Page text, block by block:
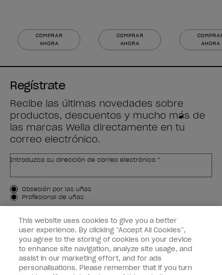
COMPRAR
AHORA
COMPRAR
AHORA
AHORA
Regístrate
Recibe las últimas novedades sobre
productos, descuentos y mucho más de
las marcas Wella directamente en tu
correo electrónico.
Introduzca su dirección de correo electrónico *
Tipo de cliente
Obsesión por las uñas
Profesional de uñas
APÚNTAME
Customer Information
Connect with OPI
This website uses cookies to give you a better
user experience. By clicking “Accept All Cookies”,
you agree to the storing of cookies on your device
to enhance site navigation, analyze site usage, and
assist in our marketing effort, and for ads
personalisations. Please remember that if you turn